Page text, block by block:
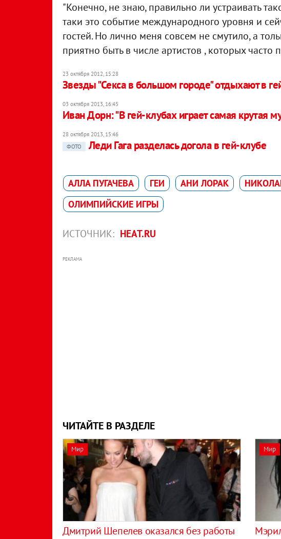
"Конечно, не знаю, правильно ли устраивать
таки это событие международного уровня и
гостей. Но лично меня совсем не смутило, а
приятно быть в числе артистов , которых часто
23 октября 2012, 15:28
Звезды "Секса в большом городе" отдыхают в
03 октября 2013, 16:45
Иван Дорн: "В гей-клубах играет самая крутая
28 октября 2013, 15:46
ФОТО
Леди Гага разделась догола в гей-клубе
АЛЛА ПУГАЧЕВА ГЕИ АНИ ЛОРАК
ОЛИМПИЙСКИЕ ИГРЫ
ИСТОЧНИК: HEAT.RU
РЕКЛАМА
ЧИТАЙТЕ В РАЗДЕЛЕ
Мир
Дмитрий Шепелев оказался без работы
Мир